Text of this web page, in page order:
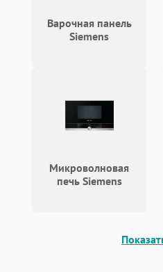
Варочная панель
Siemens
Микроволновая
печь Siemens